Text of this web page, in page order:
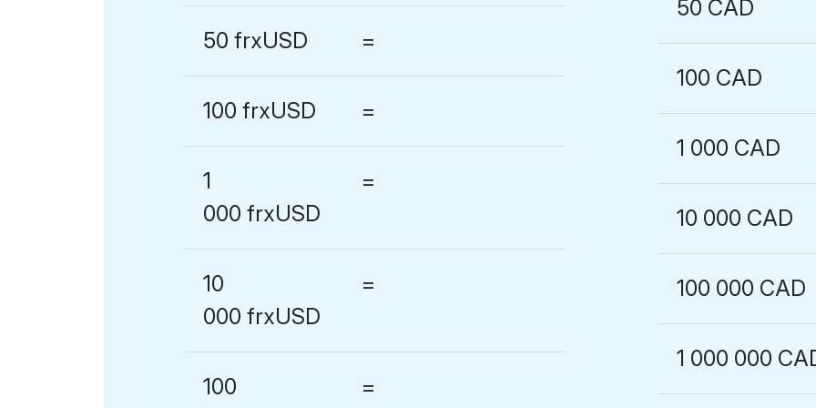
50 frxUSD =
100 frxUSD =
1
000 frxUSD
=
10
000 frxUSD
=
100
=
50 CAD
100 CAD
1 000 CAD
10 000 CAD
100 000 CAD
1 000 000